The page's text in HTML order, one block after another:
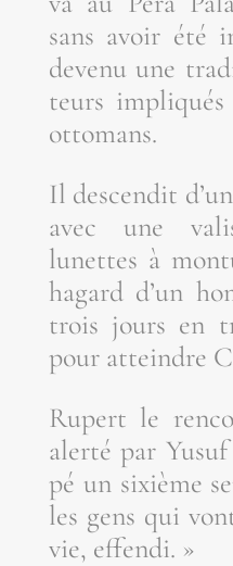
sans avoir été
deve­nu une
teurs impli­qués
ottomans.
Il des­cen­dit
avec une
lunettes à
hagard d’un
trois jours en
pour atteindre
Rupert le
aler­té par
pé un sixième
les gens qui
vie, effendi. »